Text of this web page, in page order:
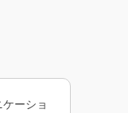
ーショ